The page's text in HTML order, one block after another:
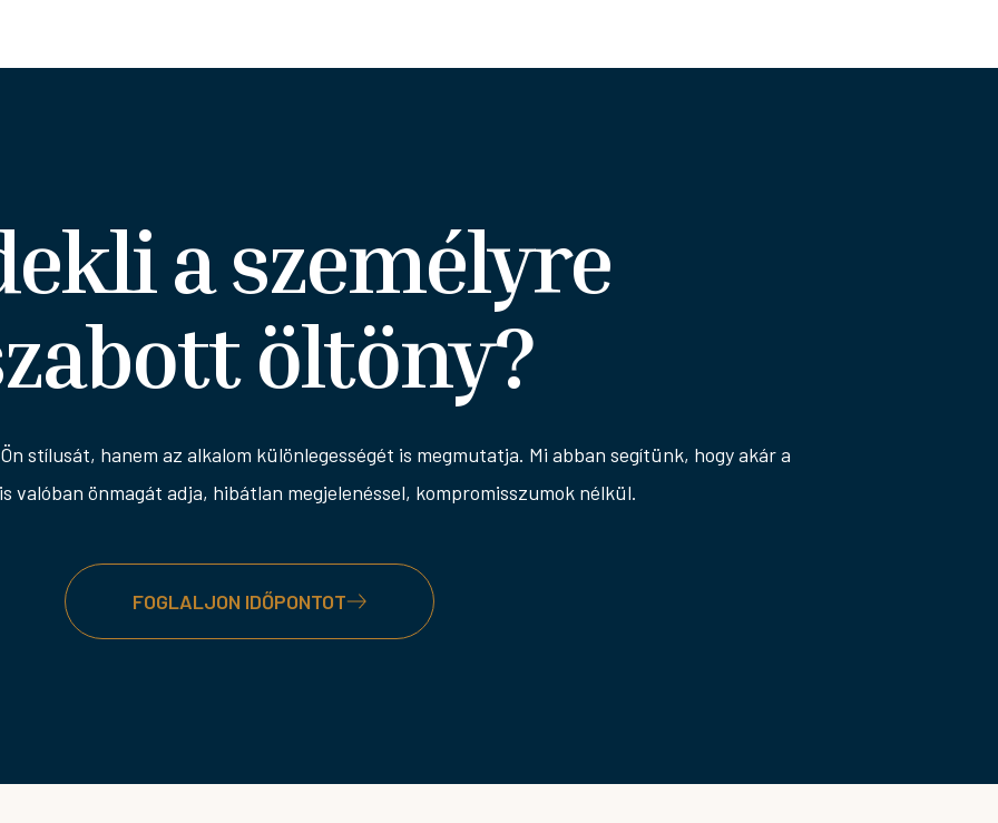
a személyre
öltöny?
stílusát, hanem az alkalom különlegességét is megmutatja. Mi abban segítünk, hogy akár a
valóban önmagát adja, hibátlan megjelenéssel, kompromisszumok nélkül.
FOGLALJON IDŐPONTOT